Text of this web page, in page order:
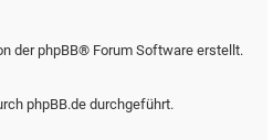
der phpBB® Forum Software erstellt.
phpBB.de durchgeführt.